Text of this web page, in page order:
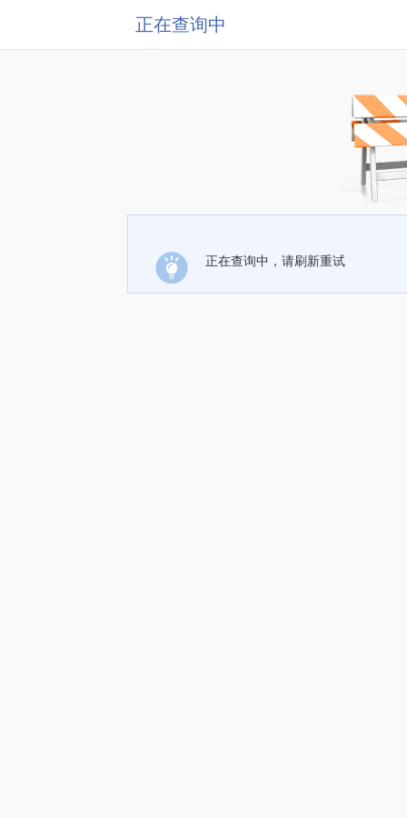
正在查询中
正在查询中，请刷新重试